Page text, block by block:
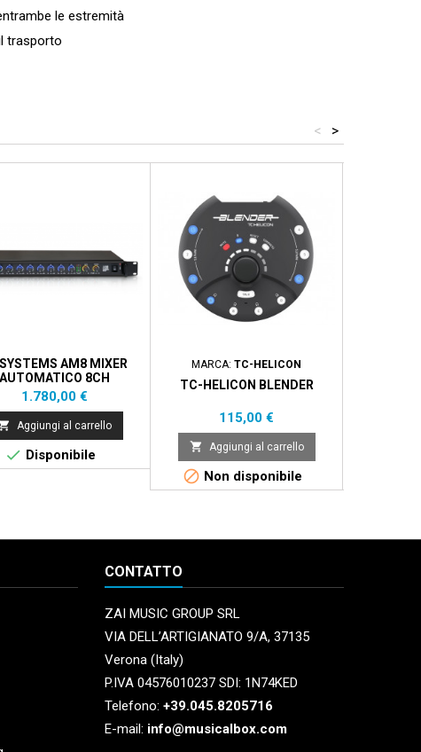
le estremità
trasporto
>
<
AM8 MIXER
AUTOMATICO 8CH
Prezzo
1.780,00 €
Aggiungi al carrello
 Disponibile
MARCA: TC-HELICON
TC-HELICON BLENDER
Prezzo
115,00 €
 Aggiungi al carrello
 Non disponibile
CONTATTO
ZAI MUSIC GROUP SRL
VIA DELL’ARTIGIANATO 9/A, 37135
Verona (Italy)
P.IVA 04576010237 SDI: 1N74KED
Telefono: +39.045.8205716
E-mail: info@musicalbox.com